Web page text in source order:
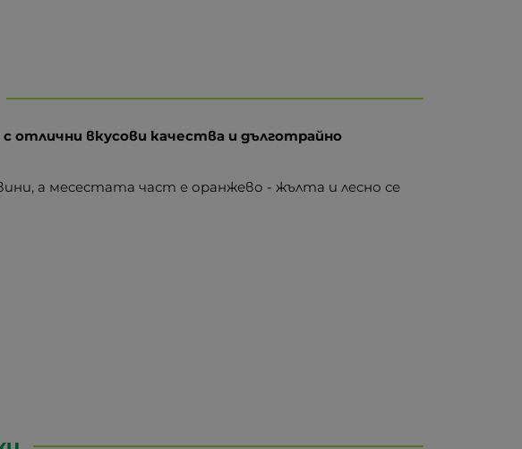
отлични вкусови качества и дълготрайно
а месестата част е оранжево - жълта и лесно се